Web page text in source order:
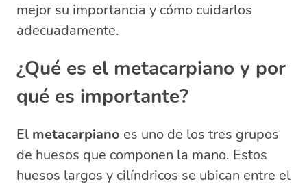
mejor su importancia y cómo cuidarlos
adecuadamente.
¿Qué es el metacarpiano y por
qué es importante?
El metacarpiano es uno de los tres grupos
de huesos que componen la mano. Estos
huesos largos y cilíndricos se ubican entre el